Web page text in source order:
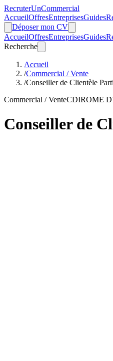
RecruterUnCommercial
AccueilOffresEntreprisesGuides
Déposer mon CV
AccueilOffresEntreprisesGuides
Recherche
Accueil
/Commercial / Vente
/Conseiller de Clientèle
Commercial / VenteCDIROME
Conseiller de